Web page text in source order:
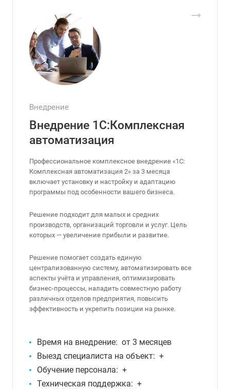
Внедрение
Внедрение 1С:Комплексная
автоматизация
Профессиональное комплексное внедрение «1С:
Комплексная автоматизация 2» за 3 месяца
включает установку и настройку и адаптацию
программы под особенности вашего бизнеса.
Решение подходит для малых и средних
производств, организаций торговли и услуг. Цель
которых — увеличение прибыли и развитие.
Решение помогает создать единую
централизованную систему, автоматизировать все
аспекты учёта и управления, оптимизировать
бизнес-процессы, наладить совместную работу
различных отделов предприятия, повысить
эффективность и укрепить позиции на рынке.
Время на внедрение: от 3 месяцев
Выезд специалиста на объект: +
Обучение персонала: +
Техническая поддержка: +